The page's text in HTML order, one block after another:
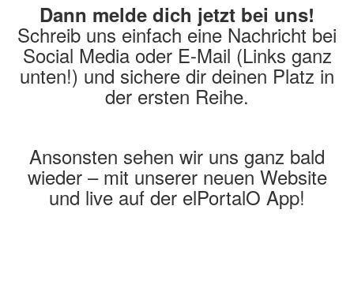
Dann melde dich jetzt bei uns!
Schreib uns einfach eine Nachricht bei
Social Media oder E-Mail (Links ganz
unten!) und sichere dir deinen Platz in
der ersten Reihe.
Ansonsten sehen wir uns ganz bald
wieder – mit unserer neuen Website
und live auf der elPortalO App!